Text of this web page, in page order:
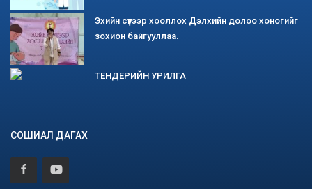
Эхийн сүүгээр хооллох Дэлхийн долоо хоногийг
зохион байгууллаа.
ТЕНДЕРИЙН УРИЛГА
СОШИАЛ ДАГАХ